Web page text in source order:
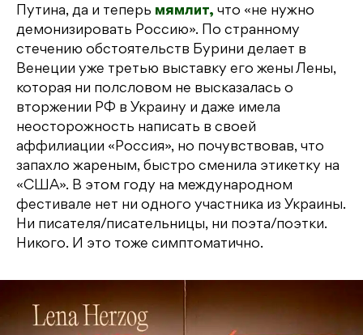
Путина, да и теперь мямлит, что «не нужно
демонизировать Россию». По странному
стечению обстоятельств Бурини делает в
Венеции уже третью выставку его жены Лены,
которая ни полсловом не высказалась о
вторжении РФ в Украину и даже имела
неосторожность написать в своей
аффилиации «Россия», но почувствовав, что
запахло жареным, быстро сменила этикетку на
«США». В этом году на международном
фестивале нет ни одного участника из Украины.
Ни писателя/писательницы, ни поэта/поэтки.
Никого. И это тоже симптоматично.